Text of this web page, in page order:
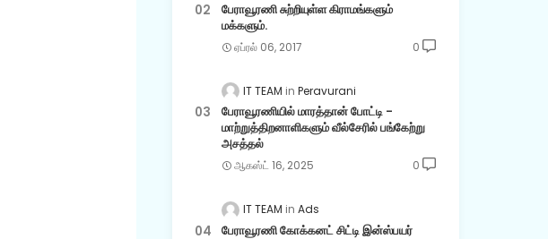
பேராவூரணி சுற்றியுள்ள கிராமங்களும்
மக்களும்.
ஏப்ரல் 06, 2017 0
IT TEAM Peravurani
பேராவூரணியில் மாரத்தான் போட்டி -
மாற்றுத்திறனாளிகளும் வீல்சேரில் பங்கேற்று
அசத்தல்
ஆகஸ்ட் 16, 2025 0
IT TEAM Ads
பேராவூரணி கோக்கனட் சிட்டி இன்ஸ்பயர்